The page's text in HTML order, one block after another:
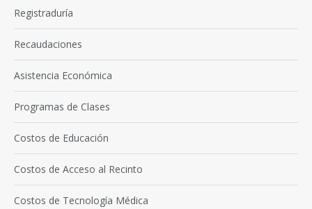
Registraduría
Recaudaciones
Asistencia Económica
Programas de Clases
Costos de Educación
Costos de Acceso al Recinto
Costos de Tecnología Médica